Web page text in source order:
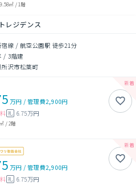
㎡ /1階
レジデンス
宿線 / 航空公園駅 徒歩21分
/ 3階建
沢市松葉町
万円 /管理費2,900円
礼 6.75万円
/ 2階
万円 /管理費2,900円
礼 6.75万円